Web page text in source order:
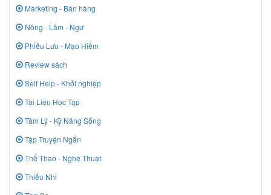
Marketing - Bán hàng
Nông - Lâm - Ngư
Phiêu Lưu - Mạo Hiểm
Review sách
Self Help - Khởi nghiệp
Tài Liệu Học Tập
Tâm Lý - Kỹ Năng Sống
Tập Truyện Ngắn
Thể Thao - Nghệ Thuật
Thiếu Nhi